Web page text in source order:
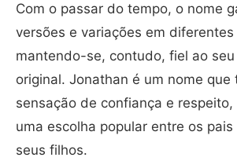
Com o passar do tempo, o nome
versões e variações em diferentes
mantendo-se, contudo, fiel ao
original. Jonathan é um nome que
sensação de confiança e
uma escolha popular entre os
seus filhos.